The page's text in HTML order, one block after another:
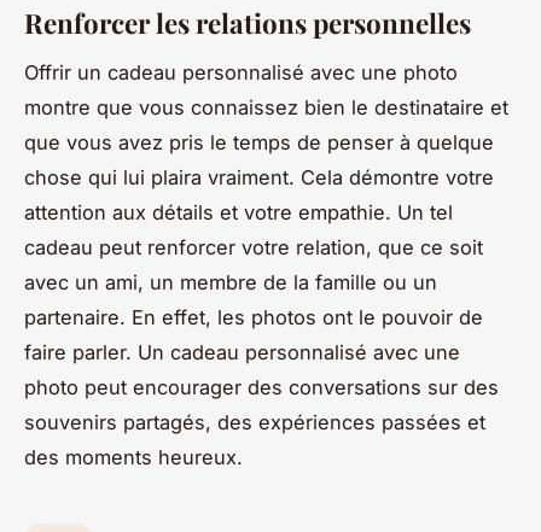
Renforcer les relations personnelles
Offrir un cadeau personnalisé avec une photo
montre que vous connaissez bien le destinataire et
que vous avez pris le temps de penser à quelque
chose qui lui plaira vraiment. Cela démontre votre
attention aux détails et votre empathie. Un tel
cadeau peut renforcer votre relation, que ce soit
avec un ami, un membre de la famille ou un
partenaire. En effet, les photos ont le pouvoir de
faire parler. Un cadeau personnalisé avec une
photo peut encourager des conversations sur des
souvenirs partagés, des expériences passées et
des moments heureux.